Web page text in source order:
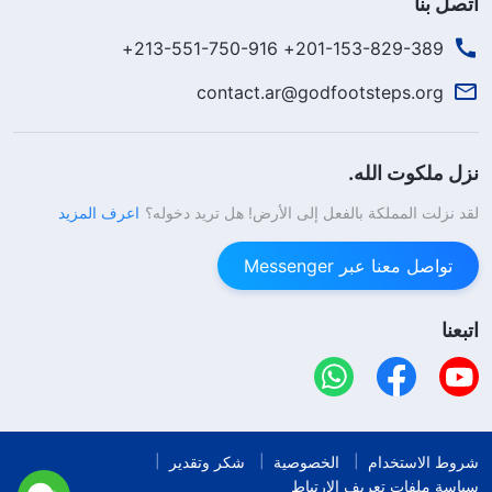
للدردشة، ويُؤدُّون القليل من العمل العقائديّ، ويُقدِّمون
الحقيقيّ. وهذا سطحيّ، أليس كذلك؟ ما المسألة المخفيَّة
وراء هذه السطحيَّة؟ هل هي السذاجة؟ القادة الكذبة
ساذجون للغاية في نظرتهم للناس والأشياء. ولا يوجد ما هو
أصعب من إصلاح الشخصيَّات الفاسدة للناس. فالطبع يغلب
التطبُّع. والقادة الكذبة لا يدركون هذه المشكلة. ولذلك،
عندما يرتبط الأمر بنوع المشرفين في الكنيسة الذين
يتّسمون بالتعطيل المُستمرّ، والذين يُعطِّلون الناس دائمًا،
والذين على الأرجح يُصعِّبون الأمور على الناس، فإن القادة
الكذبة لا يفعلون شيئًا سوى الكلام – أيّ بضع كلماتٍ عن
إعادة تعيين الناس أو استبدالهم. تتسبَّب طريقة القادة
201-153-829-389+ 213-551-750-916+
contact.ar@godfootsteps.org
نزل ملكوت الله.
لقد نزلت المملكة بالفعل إلى الأرض! هل تريد دخوله؟ اعرف المزيد
تواصل معنا عبر Messenger
اتبعنا
شروط الاستخدام الخصوصية
شكر وتقدير
سياسة ملفات تعريف الارتباط